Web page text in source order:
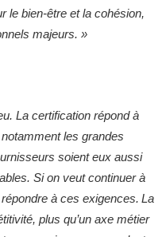
le bien-être et la cohésion,
majeurs. »
La certification répond à
les grandes
soient eux aussi
Si on veut continuer à
à ces exigences. La
plus qu’un axe métier